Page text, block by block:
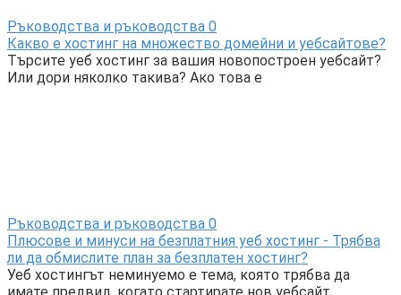
Ръководства и ръководства 0
Какво е хостинг на множество домейни и уебсайтове?
Търсите уеб хостинг за вашия новопостроен уебсайт?
Или дори няколко такива? Ако това е
Ръководства и ръководства 0
Плюсове и минуси на безплатния уеб хостинг - Трябва
ли да обмислите план за безплатен хостинг?
Уеб хостингът неминуемо е тема, която трябва да
имате предвид, когато стартирате нов уебсайт,